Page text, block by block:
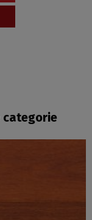
categorie